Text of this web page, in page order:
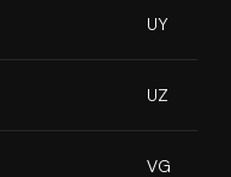
UY
UZ
VG